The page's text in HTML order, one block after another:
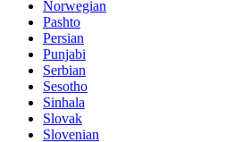
Norwegian
Pashto
Persian
Punjabi
Serbian
Sesotho
Sinhala
Slovak
Slovenian